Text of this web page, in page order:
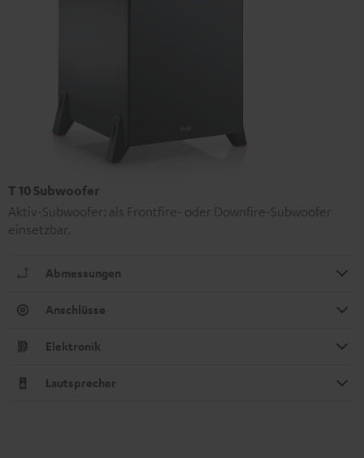
T 10 Subwoofer
Aktiv-Subwoofer: als Frontfire- oder Downfire-Subwoofer
einsetzbar.
Abmessungen
Anschlüsse
Elektronik
Lautsprecher